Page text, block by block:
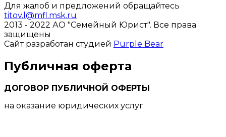
Для жалоб и предложений обращайтесь
titov.l@mfl.msk.ru
2013 - 2022 АО "Семейный Юрист". Все права
защищены
Сайт разработан студией Purple Bear
Публичная оферта
ДОГОВОР ПУБЛИЧНОЙ ОФЕРТЫ
на оказание юридических услуг